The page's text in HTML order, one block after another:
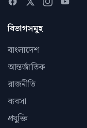
বিভাগসমূহ
বাংলাদেশ
আন্তর্জাতিক
রাজনীতি
ব্যবসা
প্রযুক্তি